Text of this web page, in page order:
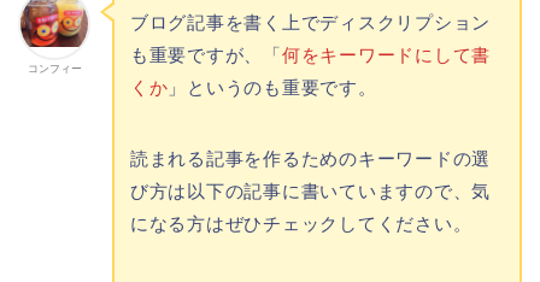
コンフィー
ブログ記事を書く上でディスクリプション
も重要ですが、「何をキーワードにして書
くか 」というのも重要です。
読まれる記事を作るためのキーワードの選
び方は以下の記事に書いていますので、気
になる方はぜひチェックしてください。